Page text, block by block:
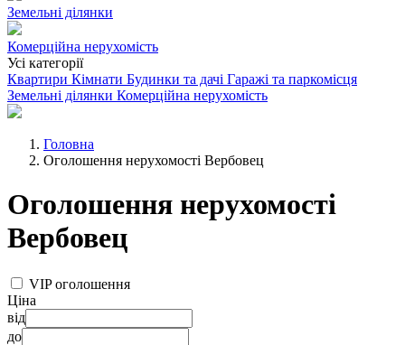
Земельні ділянки
Комерційна нерухомість
Усі категорії
Квартири Кімнати Будинки та дачі Гаражі та паркомісця
Земельні ділянки Комерційна нерухомість
Головна
Оголошення нерухомості Вербовец
Оголошення нерухомості
Вербовец
VIP оголошення
Ціна
від
до